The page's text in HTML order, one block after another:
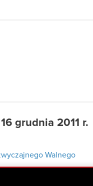
grudnia 2011 r.
Walnego
CD Projekt RED S.A.